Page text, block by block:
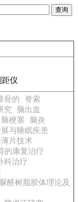
仪
骨的
脊索
究
脑出血
脑梗塞
脑炎
与睡眠疾患
薄片技术
的康复治疗
科治疗
醛树脂胶体理论及